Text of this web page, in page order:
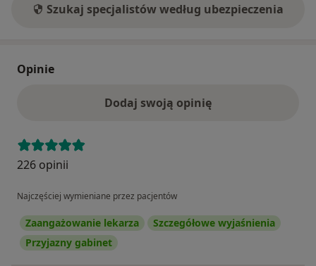
Szukaj specjalistów według ubezpieczenia
Opinie
Dodaj swoją opinię
226 opinii
Najczęściej wymieniane przez pacjentów
Zaangażowanie lekarza
Szczegółowe wyjaśnienia
Przyjazny gabinet